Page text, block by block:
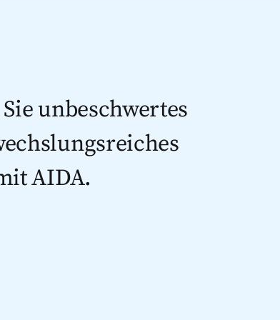
unbeschwertes
AIDA.